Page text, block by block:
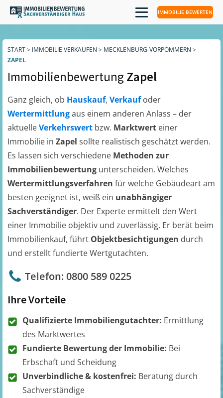
IMMOBILIE BEWERTEN
START> IMMOBILIE VERKAUFEN > MECKLENBURG-VORPOMMERN >
ZAPEL
ImmobilienbewertungZapel
Ganz gleich, ob Hauskauf, Verkaufoder
Wertermittlungaus einem anderen Anlass – der
aktuelleVerkehrswert bzw. Marktwert einer
Immobilie in Zapel sollte realistisch geschätzt werden.
Es lassen sich verschiedene Methoden zur
Immobilienbewertung unterscheiden. Welches
Wertermittlungsverfahren für welche Gebäudeart am
besten geeignet ist, weiß ein unabhängiger
Sachverständiger. Der Experte ermittelt den Wert
einer Immobilie objektiv und zuverlässig. Er berät beim
Immobilienkauf, führt Objektbesichtigungen durch
und erstellt fundierte Wertgutachten.
Telefon: 0800 589 0225
Ihre Vorteile
Qualifizierte Immobiliengutachter: Ermittlung
des Marktwertes
Fundierte Bewertung der Immobilie: Bei
Erbschaft und Scheidung
Unverbindliche & kostenfrei: Beratung durch
Sachverständige